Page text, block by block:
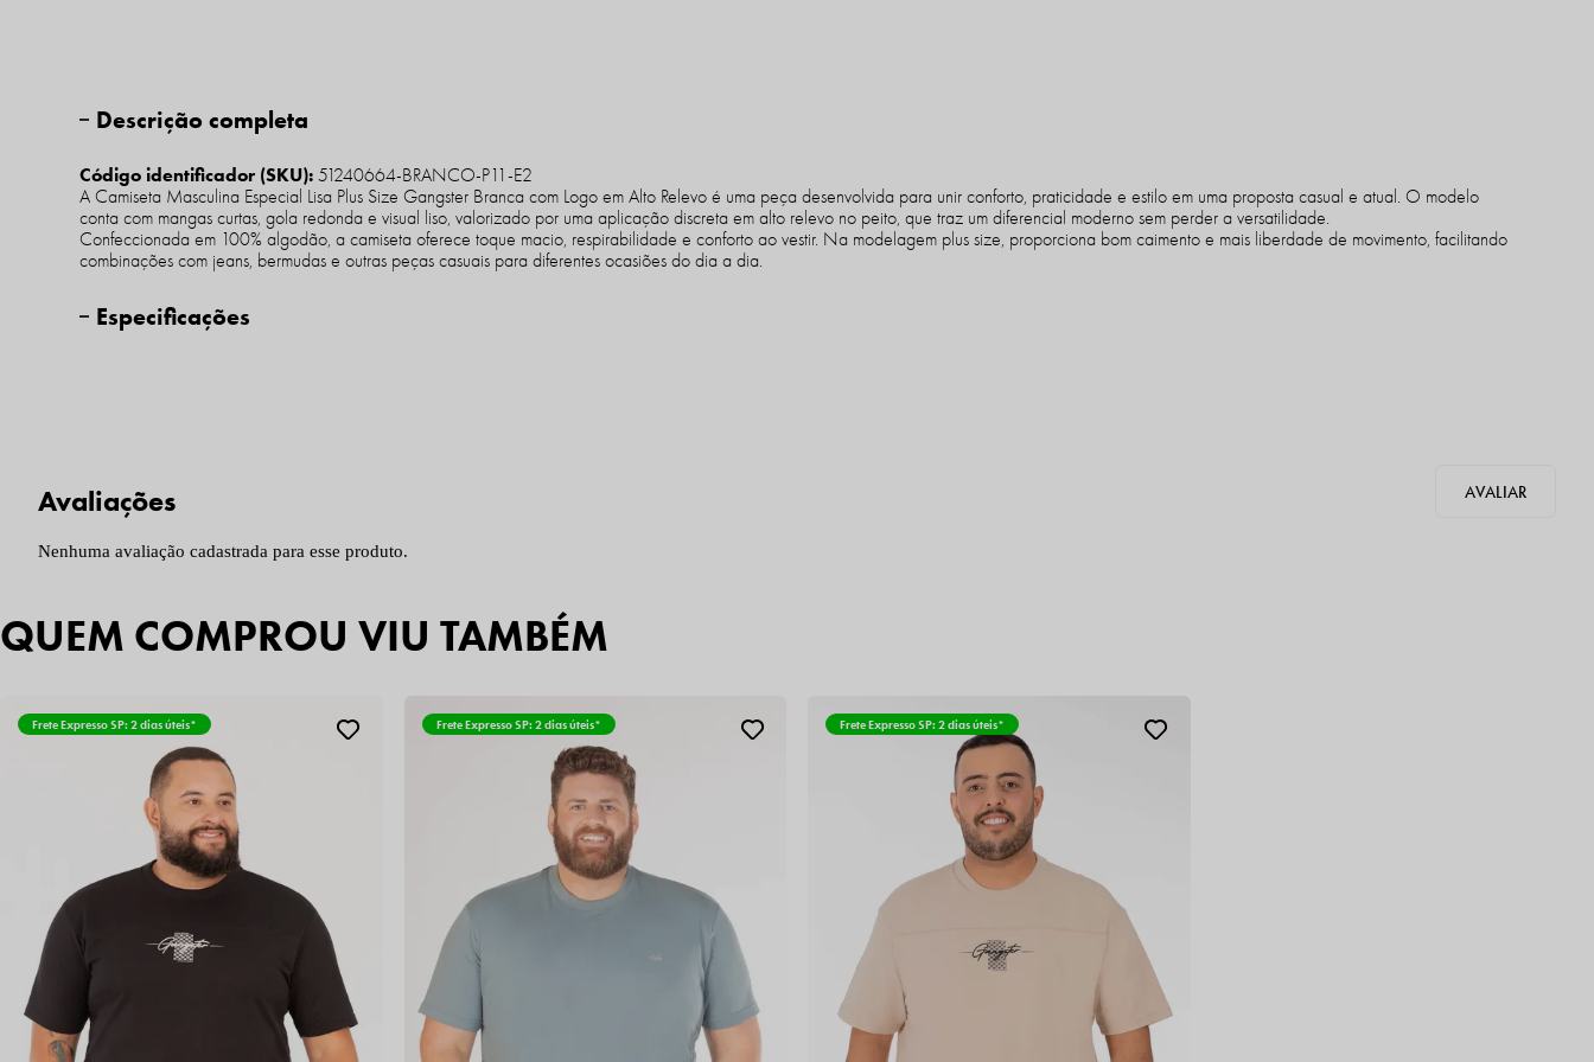
Descrição completa
Código identificador (SKU): 51240664-BRANCO-P11-E2
A Camiseta Masculina Especial Lisa Plus Size Gangster Branca com Logo em Alto Relevo é uma peça desenvolvida para unir conforto, praticidade e estilo em uma proposta casual e atual. O modelo
conta com mangas curtas, gola redonda e visual liso, valorizado por uma aplicação discreta em alto relevo no peito, que traz um diferencial moderno sem perder a versatilidade.
Confeccionada em 100% algodão, a camiseta oferece toque macio, respirabilidade e conforto ao vestir. Na modelagem plus size, proporciona bom caimento e mais liberdade de movimento, facilitando
combinações com jeans, bermudas e outras peças casuais para diferentes ocasiões do dia a dia.
Especificações
Nenhuma avaliação cadastrada para esse produto.
QUEM COMPROU VIU TAMBÉM
Frete Expresso SP: 2 dias úteis* Frete Expresso SP: 2 dias úteis* Frete Expresso SP: 2 dias úteis*